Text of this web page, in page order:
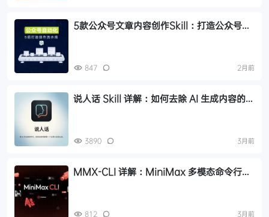
5款公众号文章内容创作Skill：打造公众号自
847 2月前
说人话 Skill 详解：如何去除 AI 生成内容的翻
3890 3月前
MMX-CLI 详解：MiniMax 多模态命令行工
812 3月前